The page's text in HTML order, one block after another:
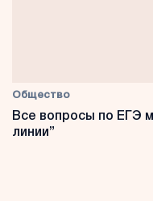
Общество
Все вопросы по ЕГЭ
линии”